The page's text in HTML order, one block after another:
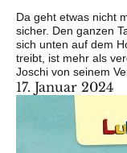
Da geht etwas nicht
sicher. Den ganzen
sich unten auf dem
treibt, ist mehr als
Joschi von seinem
17. Januar 2024